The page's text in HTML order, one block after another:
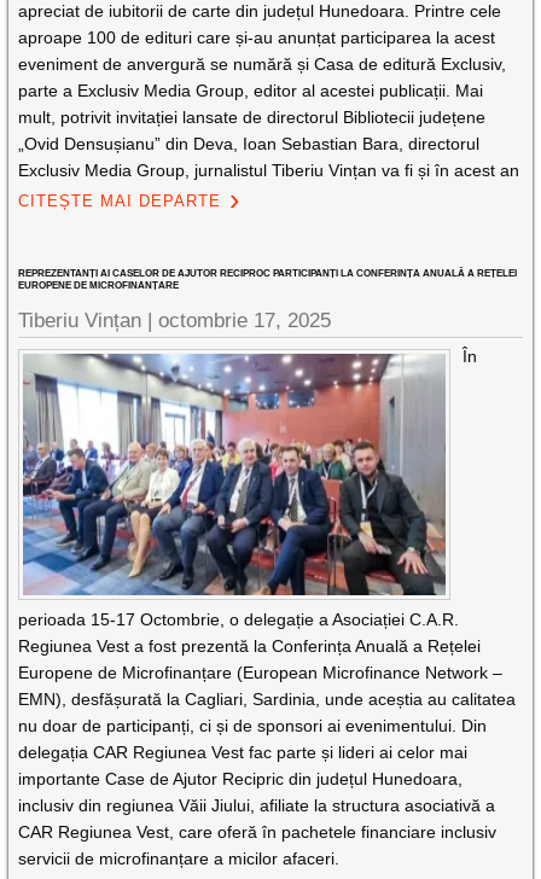
apreciat de iubitorii de carte din județul Hunedoara. Printre cele
aproape 100 de edituri care și-au anunțat participarea la acest
eveniment de anvergură se numără și Casa de editură Exclusiv,
parte a Exclusiv Media Group, editor al acestei publicații. Mai
mult, potrivit invitației lansate de directorul Bibliotecii județene
„Ovid Densușianu” din Deva, Ioan Sebastian Bara, directorul
Exclusiv Media Group, jurnalistul Tiberiu Vințan va fi și în acest an
CITEȘTE MAI DEPARTE
REPREZENTANȚI AI CASELOR DE AJUTOR RECIPROC PARTICIPANȚI LA CONFERINȚA ANUALĂ A REȚELEI
EUROPENE DE MICROFINANȚARE
Tiberiu Vințan |octombrie 17, 2025
În
perioada 15-17 Octombrie, o delegație a Asociației C.A.R.
Regiunea Vest a fost prezentă la Conferința Anuală a Rețelei
Europene de Microfinanțare (European Microfinance Network –
EMN), desfășurată la Cagliari, Sardinia, unde aceștia au calitatea
nu doar de participanți, ci și de sponsori ai evenimentului. Din
delegația CAR Regiunea Vest fac parte și lideri ai celor mai
importante Case de Ajutor Recipric din județul Hunedoara,
inclusiv din regiunea Văii Jiului, afiliate la structura asociativă a
CAR Regiunea Vest, care oferă în pachetele financiare inclusiv
servicii de microfinanțare a micilor afaceri.